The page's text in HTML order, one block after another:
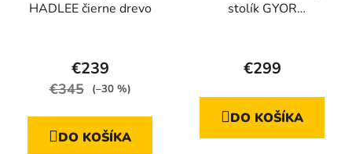
HADLEE čierne drevo
€239
€345 (–30 %)
DO KOŠÍKA
stolík GYOR
hodnotenie
je
5,0
z
€299
DO KOŠÍKA